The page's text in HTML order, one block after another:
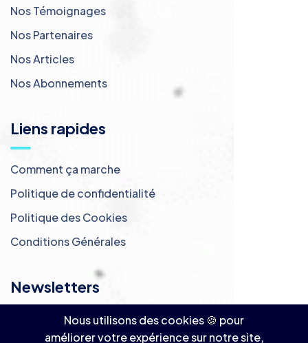
Nos Témoignages
Nos Partenaires
Nos Articles
Nos Abonnements
Liens rapides
Comment ça marche
Politique de confidentialité
Politique des Cookies
Conditions Générales
Newsletters
Inscrivez-vous à notre newsletter ! 📩
Nous utilisons des cookies 🍪 pour
améliorer votre expérience sur notre site,